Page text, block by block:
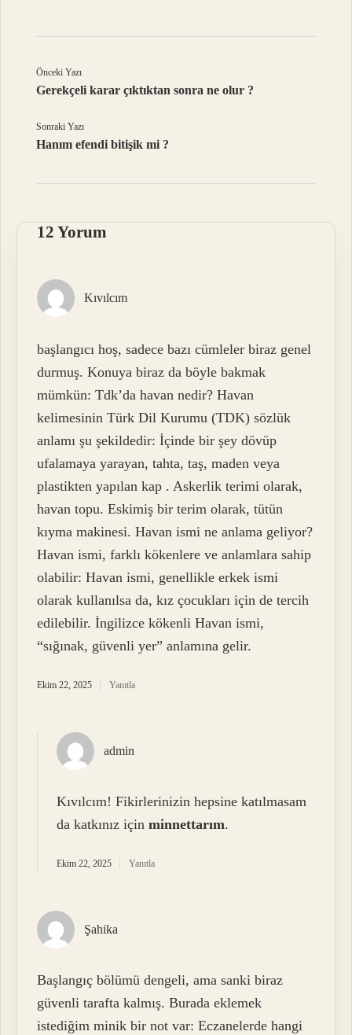
Önceki Yazı
Gerekçeli karar çıktıktan sonra ne olur ?
Sonraki Yazı
Hanım efendi bitişik mi ?
12 Yorum
Kıvılcım
başlangıcı hoş, sadece bazı cümleler biraz genel
durmuş. Konuya biraz da böyle bakmak
mümkün: Tdk’da havan nedir? Havan
kelimesinin Türk Dil Kurumu (TDK) sözlük
anlamı şu şekildedir: İçinde bir şey dövüp
ufalamaya yarayan, tahta, taş, maden veya
plastikten yapılan kap . Askerlik terimi olarak,
havan topu. Eskimiş bir terim olarak, tütün
kıyma makinesi. Havan ismi ne anlama geliyor?
Havan ismi, farklı kökenlere ve anlamlara sahip
olabilir: Havan ismi, genellikle erkek ismi
olarak kullanılsa da, kız çocukları için de tercih
edilebilir. İngilizce kökenli Havan ismi,
“sığınak, güvenli yer” anlamına gelir.
Ekim 22, 2025 Yanıtla
admin
Kıvılcım! Fikirlerinizin hepsine katılmasam
da katkınız içinminnettarım.
Ekim 22, 2025 Yanıtla
Şahika
Başlangıç bölümü dengeli, ama sanki biraz
güvenli tarafta kalmış. Burada eklemek
istediğim minik bir not var: Eczanelerde hangi